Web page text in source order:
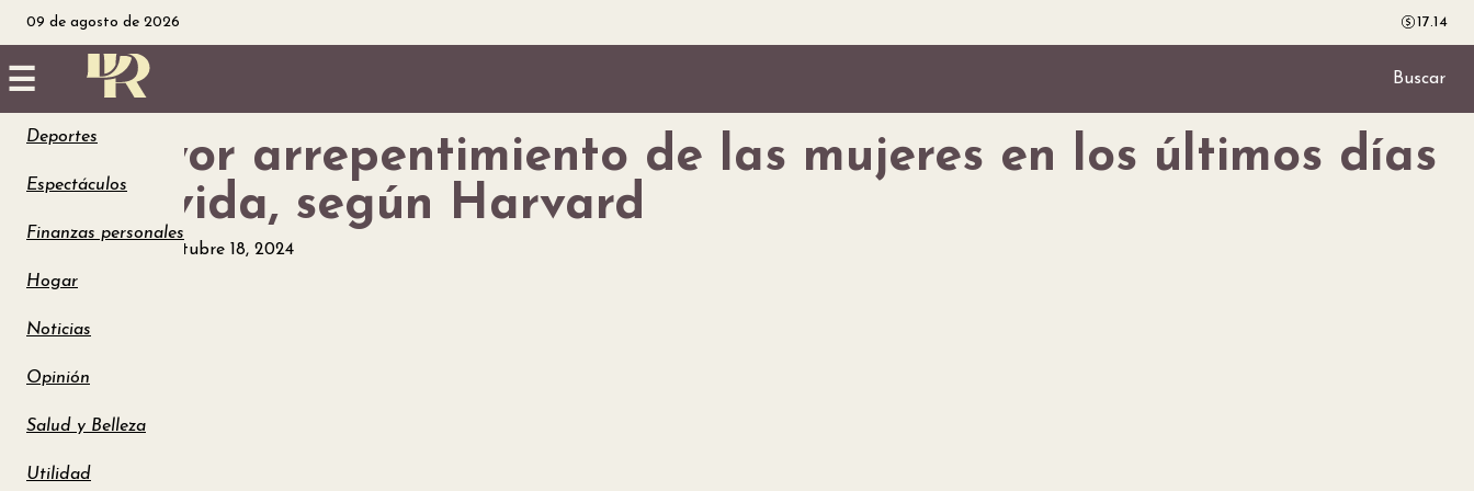
09 de agosto de 2026 17.14
☰ Buscar
Inicio
Finanzas
personales
El mayor arrepentimiento de las mujeres en los últimos días
de su vida, según Harvard
octubre 18, 2024
Deportes
Espectáculos
Finanzas personales
Hogar
Noticias
Opinión
Salud y Belleza
Utilidad